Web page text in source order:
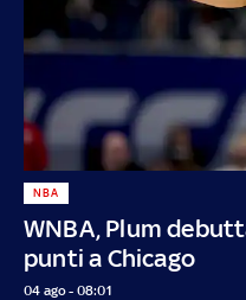
WNBA, Plum
punti a Chicago
NBA
04 ago - 08:01